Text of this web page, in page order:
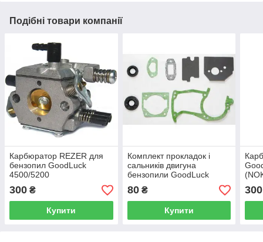
Подібні товари компанії
Карбюратор REZER для
бензопил GoodLuck
4500/5200
300 ₴
Купити
Комплект прокладок і
сальників двигуна
бензопили GoodLuck
4500-5200 Winzor
80₴
Купити
300